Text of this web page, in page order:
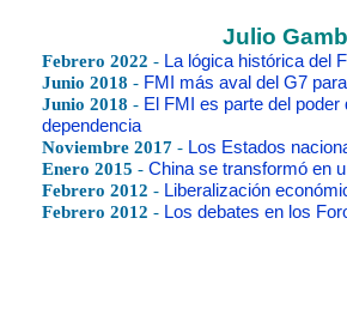
Julio
Febrero 2022 - La lógica histórica del
Junio 2018 - FMI más aval del G7
Junio 2018 - El FMI es parte del
dependencia
Noviembre 2017 - Los Estados
Enero 2015 - China se transformó en
Febrero 2012 - Liberalización
Febrero 2012 - Los debates en los